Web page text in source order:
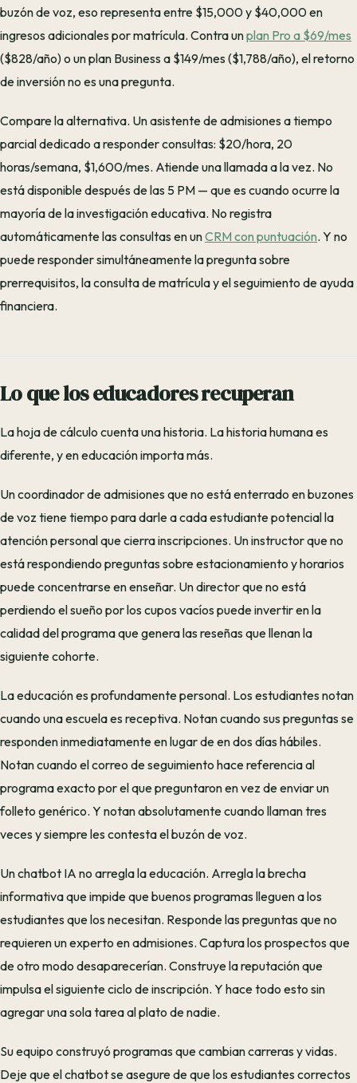
buzón de voz, eso representa entre $15,000 y $40,000 en
ingresos adicionales por matrícula. Contra unplan Pro a $69/mes
($828/año) o un plan Business a $149/mes ($1,788/año), el retorno
de inversión no es una pregunta.
Compare la alternativa. Un asistente de admisiones a tiempo
parcial dedicado a responder consultas: $20/hora, 20
horas/semana, $1,600/mes. Atiende una llamada a la vez. No
está disponible después de las 5 PM — que es cuando ocurre la
mayoría de la investigación educativa. No registra
automáticamente las consultas en unCRM con puntuación. Y no
puede responder simultáneamente la pregunta sobre
prerrequisitos, la consulta de matrícula y el seguimiento de ayuda
financiera.
Lo que los educadores recuperan
La hoja de cálculo cuenta una historia. La historia humana es
diferente, y en educación importa más.
Un coordinador de admisiones que no está enterrado en buzones
de voz tiene tiempo para darle a cada estudiante potencial la
atención personal que cierra inscripciones. Un instructor que no
está respondiendo preguntas sobre estacionamiento y horarios
puede concentrarse en enseñar. Un director que no está
perdiendo el sueño por los cupos vacíos puede invertir en la
calidad del programa que genera las reseñas que llenan la
siguiente cohorte.
La educación es profundamente personal. Los estudiantes notan
cuando una escuela es receptiva. Notan cuando sus preguntas se
responden inmediatamente en lugar de en dos días hábiles.
Notan cuando el correo de seguimiento hace referencia al
programa exacto por el que preguntaron en vez de enviar un
folleto genérico. Y notan absolutamente cuando llaman tres
veces y siempre les contesta el buzón de voz.
Un chatbot IA no arregla la educación. Arregla la brecha
informativa que impide que buenos programas lleguen a los
estudiantes que los necesitan. Responde las preguntas que no
requieren un experto en admisiones. Captura los prospectos que
de otro modo desaparecerían. Construye la reputación que
impulsa el siguiente ciclo de inscripción. Y hace todo esto sin
agregar una sola tarea al plato de nadie.
Su equipo construyó programas que cambian carreras y vidas.
Deje que el chatbot se asegure de que los estudiantes correctos